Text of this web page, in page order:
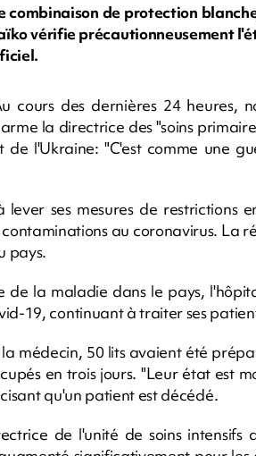
combinaison de protection
vérifie précautionneusement
cours des dernières 24 heures,
la directrice des "soins
de l'Ukraine: "C'est comme une
lever ses mesures de restrictions
au coronavirus. La
pays.
de la maladie dans le pays,
19, continuant à traiter ses
médecin, 50 lits avaient été
en trois jours. "Leur état est
qu'un patient est décédé.
de l'unité de soins intensifs